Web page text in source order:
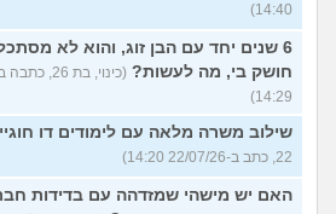
14:40)
6 שנים יחד עם הבן זוג, והוא לא
חושק בי, מה לעשות?
14:29)
שילוב משרה מלאה עם לימודים דו
22, כתב ב-22/07/26 14:20)
האם יש מישהי שמזדהה עם בדידות